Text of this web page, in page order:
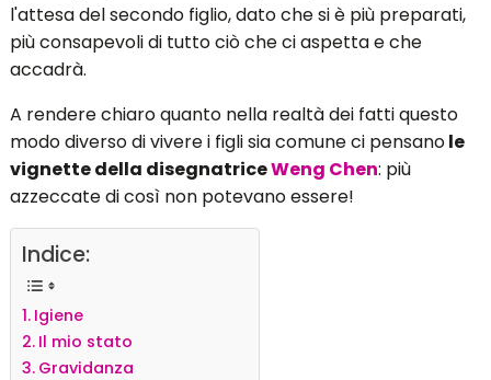
l'attesa del secondo figlio, dato che si è più preparati,
più consapevoli di tutto ciò che ci aspetta e che
accadrà.
A rendere chiaro quanto nella realtà dei fatti questo
modo diverso di vivere i figli sia comune ci pensanole
vignette della disegnatriceWeng Chen: più
azzeccate di così non potevano essere!
Indice:
Igiene
Il mio stato
Gravidanza